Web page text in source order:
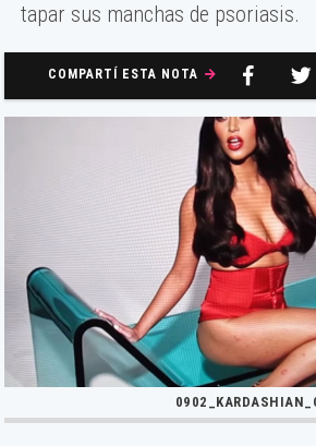
tapar sus manchas de psoriasis.
COMPARTÍ ESTA NOTA